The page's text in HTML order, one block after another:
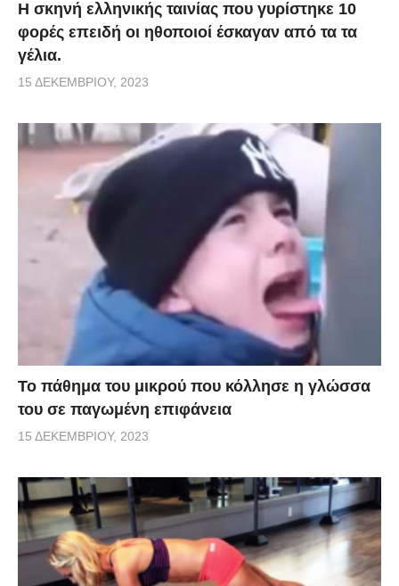
H σκηνή ελληνικής ταινίας που γυρίστηκε 10
φορές επειδή οι ηθοποιοί έσκαγαν από τα τα
γέλια.
15 ΔΕΚΕΜΒΡΊΟΥ, 2023
Το πάθημα του μικρού που κόλλησε η γλώσσα
του σε παγωμένη επιφάνεια
15 ΔΕΚΕΜΒΡΊΟΥ, 2023